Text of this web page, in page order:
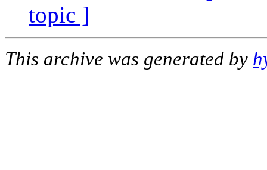
topic ]
This archive was generated by